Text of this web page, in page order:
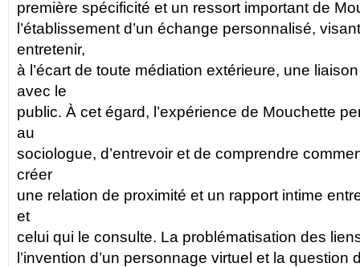
première spécificité et un ressort important de
l’établissement d’un échange personnalisé,
entretenir,
à l’écart de toute médiation extérieure, une
avec le
public. À cet égard, l’expérience de Mouchette
au
sociologue, d’entrevoir et de comprendre
créer
une relation de proximité et un rapport intime
et
celui qui le consulte. La problématisation des
l’invention d’un personnage virtuel et la question